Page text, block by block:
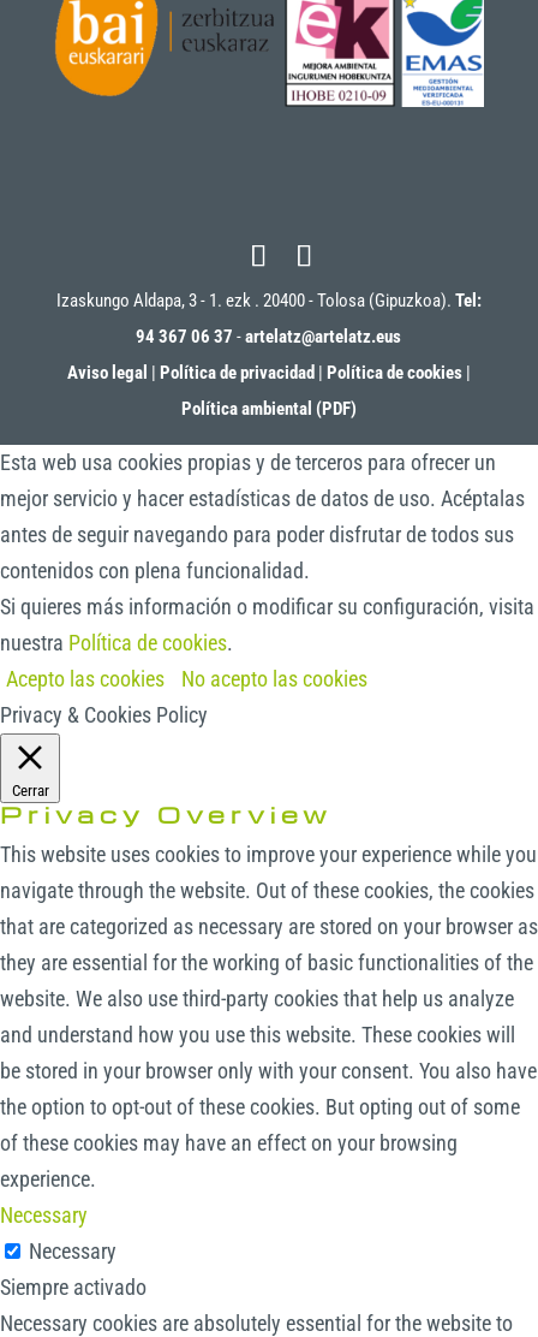
Izaskungo Aldapa, 3 - 1. ezk . 20400 - Tolosa (Gipuzkoa). Tel:
94 367 06 37 -artelatz@artelatz.eus
Aviso legal | Política de privacidad | Política de cookies|
Política ambiental (PDF)
Esta web usa cookies propias y de terceros para ofrecer un
mejor servicio y hacer estadísticas de datos de uso. Acéptalas
antes de seguir navegando para poder disfrutar de todos sus
contenidos con plena funcionalidad.
Si quieres más información o modificar su configuración, visita
nuestra Política de cookies.
Acepto las cookies
No acepto las cookies
Privacy & Cookies Policy
Cerrar
Privacy Overview
This website uses cookies to improve your experience while you
navigate through the website. Out of these cookies, the cookies
that are categorized as necessary are stored on your browser as
they are essential for the working of basic functionalities of the
website. We also use third-party cookies that help us analyze
and understand how you use this website. These cookies will
be stored in your browser only with your consent. You also have
the option to opt-out of these cookies. But opting out of some
of these cookies may have an effect on your browsing
experience.
Necessary
Necessary
Siempre activado
Necessary cookies are absolutely essential for the website to